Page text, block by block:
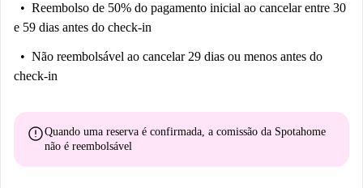
Reembolso de 50% do pagamento inicial ao cancelar entre 30
e 59 dias antes do check-in
Não reembolsável ao cancelar 29 dias ou menos antes do
check-in
errorQuando uma reserva é confirmada, a comissão da Spotahome
não é reembolsável